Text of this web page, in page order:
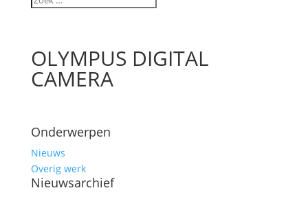
OLYMPUS DIGITAL
CAMERA
Onderwerpen
Nieuws
Overig werk
Nieuwsarchief